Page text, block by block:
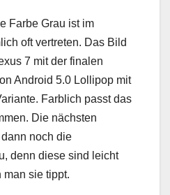
Farbe Grau ist im
oft vertreten. Das Bild
7 mit der finalen
Android 5.0 Lollipop mit
Farblich passt das
Die nächsten
noch die
denn diese sind leicht
man sie tippt.